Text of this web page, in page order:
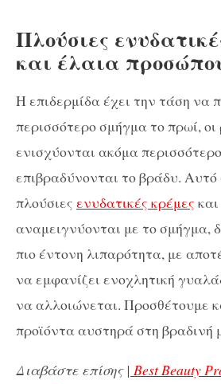
Πλούσιες
και έλαια
Η επιδερμίδα έχει την τάση να
περισσότερο σμήγμα το πρωί, οι
ενισχύονται ακόμα
επιβραδύνονται το βράδυ. Αυτό
πλούσιες ενυδατικές κρέμες
αναμειγνύονται με το σμήγμα,
πιο έντονη λιπαρότητα, με
να εμφανίζει ενοχλητική
να αλλοιώνεται. Προσθέτουμε
προϊόντα αυστηρά στη βραδινή
Διαβάστε επίσης | Best Beauty